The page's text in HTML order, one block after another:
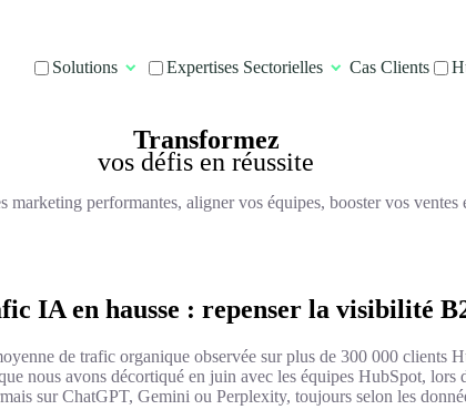
Solutions Expertises Sectorielles Cas Clients
Transformez
vos défis en réussite
marketing performantes, aligner vos équipes, booster vos
IA en hausse : repenser la visibilité
de trafic organique observée sur plus de 300 000 clients
nous avons décortiqué en juin avec les équipes HubSpot,
sur ChatGPT, Gemini ou Perplexity, toujours selon les